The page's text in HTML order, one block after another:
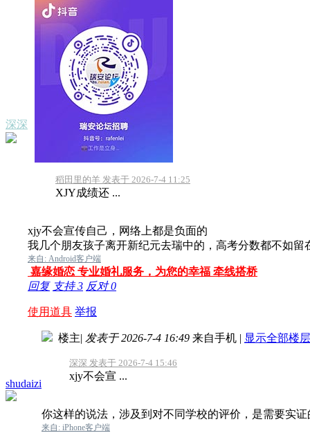
深深
稻田里的羊 发表于 2026-7-4 11:25
XJY成绩还 ...
xjy不会宣传自己，网络上都是负面的
我几个朋友孩子离开新纪元去瑞中的，高考分数都不如留
来自: Android客户端
嘉缘婚恋 专业婚礼服务，为您的幸福 牵线搭桥
回复 支持3 反对0
使用道具 举报
shudaizi
楼主| 发表于 2026-7-4 16:49 来自手机 | 显示全部楼层
深深 发表于 2026-7-4 15:46
xjy不会宣 ...
你这样的说法，涉及到对不同学校的评价，是需要实
来自: iPhone客户端